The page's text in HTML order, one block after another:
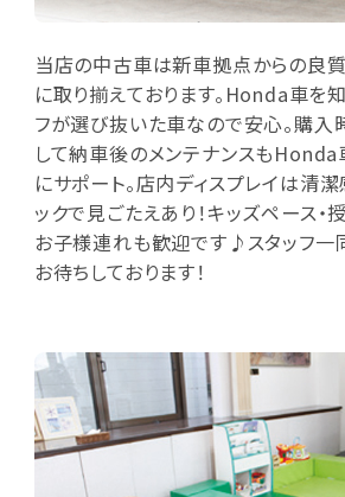
当店の中古車は新車拠点からの良
に取り揃えております。Honda車を
フが選び抜いた車なので安心。購入
して納車後のメンテナンスも
にサポート。店内ディスプレイは清
ックで見ごたえあり！キッズペース・
お子様連れも歓迎です♪スタッフ一
お待ちしております！